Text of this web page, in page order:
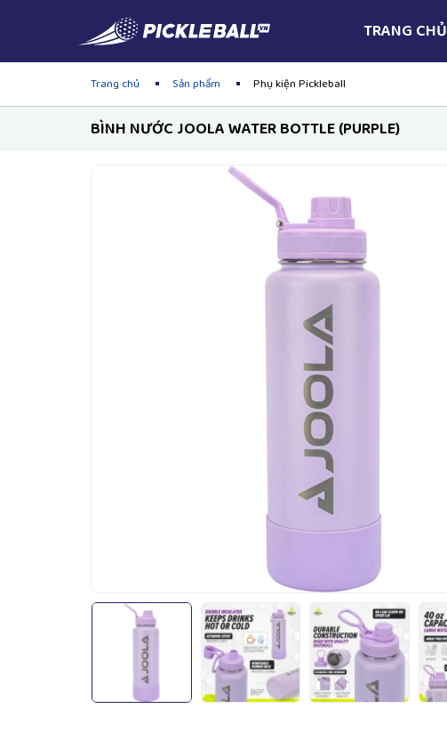
TRANG CHỦ
Trang chủ Sản phẩm Phụ kiện Pickleball
BÌNH NƯỚC JOOLA WATER BOTTLE (PURPLE)